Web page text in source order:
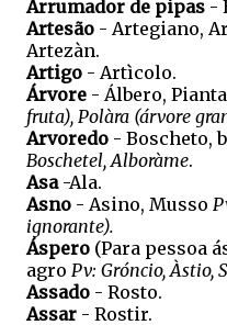
Arrumador de pipas -
Artesão - Artegiano,
Artezàn.
Artigo - Artìcolo.
Árvore - Álbero,
fruta), Polàra (árvore
Arvoredo - Boscheto,
Boschetel, Alboràme.
Asa-Ala.
Asno - Asino, Musso
ignorante).
Áspero (Para pessoa
agro Pv: Gróncio, Àstio,
Assado - Rosto.
Assar - Rostir.